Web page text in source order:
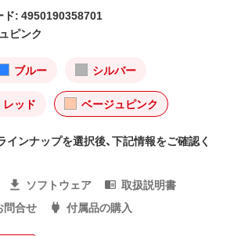
ド: 4950190358701
ピンク
ブルー シルバー
レッド ベージュピンク
ンナップを選択後、下記情報をご確認く
ソフトウェア
取扱説明書
問合せ 付属品の購入